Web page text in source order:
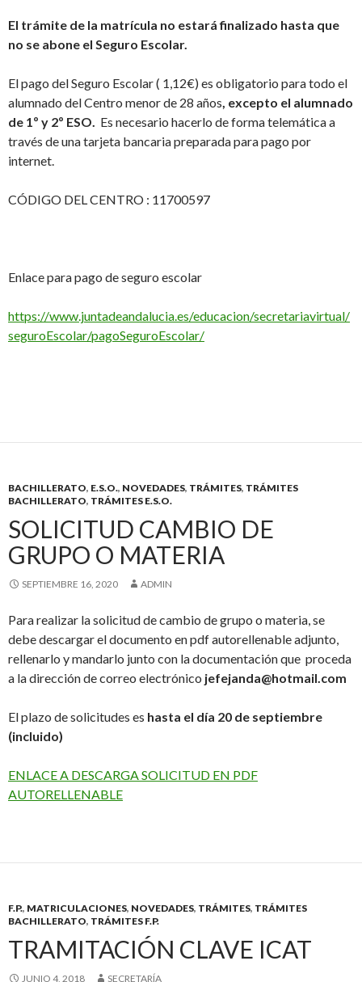
El trámite de la matrícula no estará finalizado hasta que
no se abone el Seguro Escolar.
El pago del Seguro Escolar ( 1,12€) es obligatorio para todo el
alumnado del Centro menor de 28 años, excepto el alumnado
de 1º y 2º ESO. Es necesario hacerlo de forma telemática a
través de una tarjeta bancaria preparada para pago por
internet.
CÓDIGO DEL CENTRO : 11700597
Enlace para pago de seguro escolar
https://www.juntadeandalucia.es/educacion/secretariavirtual/
seguroEscolar/pagoSeguroEscolar/
BACHILLERATO, E.S.O., NOVEDADES, TRÁMITES, TRÁMITES
BACHILLERATO, TRÁMITES E.S.O.
SOLICITUD CAMBIO DE
GRUPO O MATERIA
SEPTIEMBRE 16, 2020 ADMIN
Para realizar la solicitud de cambio de grupo o materia, se
debe descargar el documento en pdf autorellenable adjunto,
rellenarlo y mandarlo junto con la documentación que proceda
a la dirección de correo electrónico jefejanda@hotmail.com
El plazo de solicitudes es hasta el día 20 de septiembre
(incluido)
ENLACE A DESCARGA SOLICITUD EN PDF
AUTORELLENABLE
F.P., MATRICULACIONES, NOVEDADES, TRÁMITES, TRÁMITES
BACHILLERATO, TRÁMITES F.P.
TRAMITACIÓN CLAVE ICAT
JUNIO 4, 2018 SECRETARÍA